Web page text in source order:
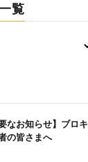
覧
なお知らせ】ブロキ
の皆さまへ